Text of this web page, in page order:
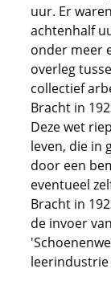
uur. Er
achtenhalf
onder meer
overleg
collectief
Bracht in
Deze wet
leven, die in
door een
eventueel
Bracht in
de invoer
leerindustrie